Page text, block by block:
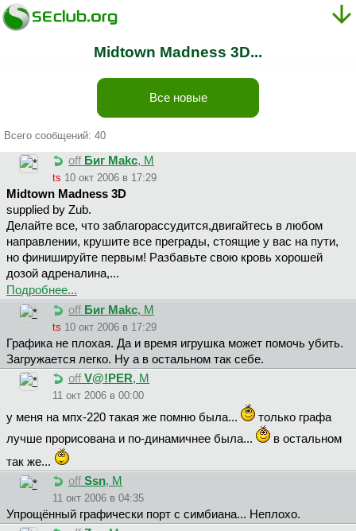
Midtown Madness 3D...
Все новые
Всего сообщений: 40
off Биг Makc, М
ts 10 окт 2006 в 17:29
Midtown Madness 3D
supplied by Zub.
Дeлaйтe вce, чтo зaблaгopaccудитcя,двигaйтecь в любoм
нaпpaвлeнии, кpушитe вce пpeгpaды, cтoящиe у вac нa пути,
нo финишиpуйтe пepвым! Paзбaвьтe cвoю кpoвь xopoшeй
дoзoй aдpeнaлинa,...
Подробнее...
off Биг Makc, М
ts 10 окт 2006 в 17:29
Графика не плохая. Да и время игрушка может помочь убить.
Загружается легко. Ну а в остальном так себе.
off V@!PER, М
11 окт 2006 в 00:00
у меня на мпх-220 такая же помню была...
только графа
лучше прорисована и по-динамичнее была...
в остальном
так же...
off Ssn, М
11 окт 2006 в 04:35
Упрощённый графически порт с симбиана... Неплохо.